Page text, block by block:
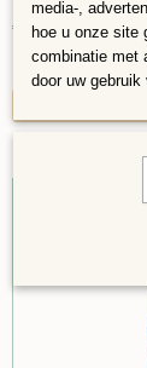
€ 5,99
media-,
hoe u onze site
combinatie met
door uw